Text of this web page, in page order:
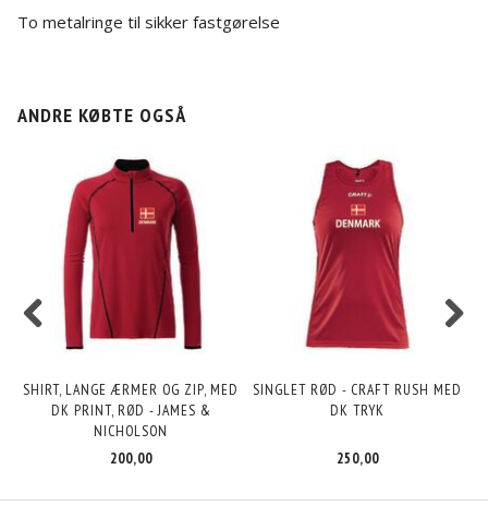
To metalringe til sikker fastgørelse
ANDRE KØBTE OGSÅ
SHIRT, LANGE ÆRMER OG ZIP, MED
DK PRINT, RØD - JAMES &
NICHOLSON
200,00
SINGLET RØD - CRAFT RUSH MED
DK TRYK
250,00